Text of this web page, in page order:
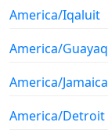
America/Iqaluit
America/
America/Jamaica
America/Detroit